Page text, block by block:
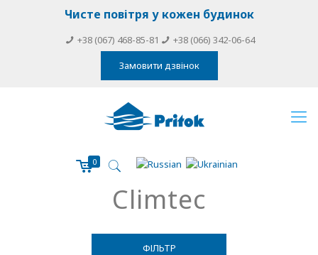
Чисте повітря у кожен будинок
+38 (067) 468-85-81
+38 (066) 342-06-64
Замовити дзвінок
0
Climtec
ФІЛЬТР